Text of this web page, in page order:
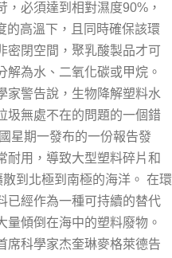
，必須達到相對濕度90%，
的高溫下，且同時確保該環
密閉空間，聚乳酸製品才可
解為水、二氧化碳或甲烷。
家警告說，生物降解塑料水
圾無處不在的問題的一個錯
星期一發布的一份報告發
耐用，導致大型塑料碎片和
散到北極到南極的海洋。 在環
已經作為一種可持續的替代
量傾倒在海中的塑料廢物。
席科學家杰奎琳麥格萊德告